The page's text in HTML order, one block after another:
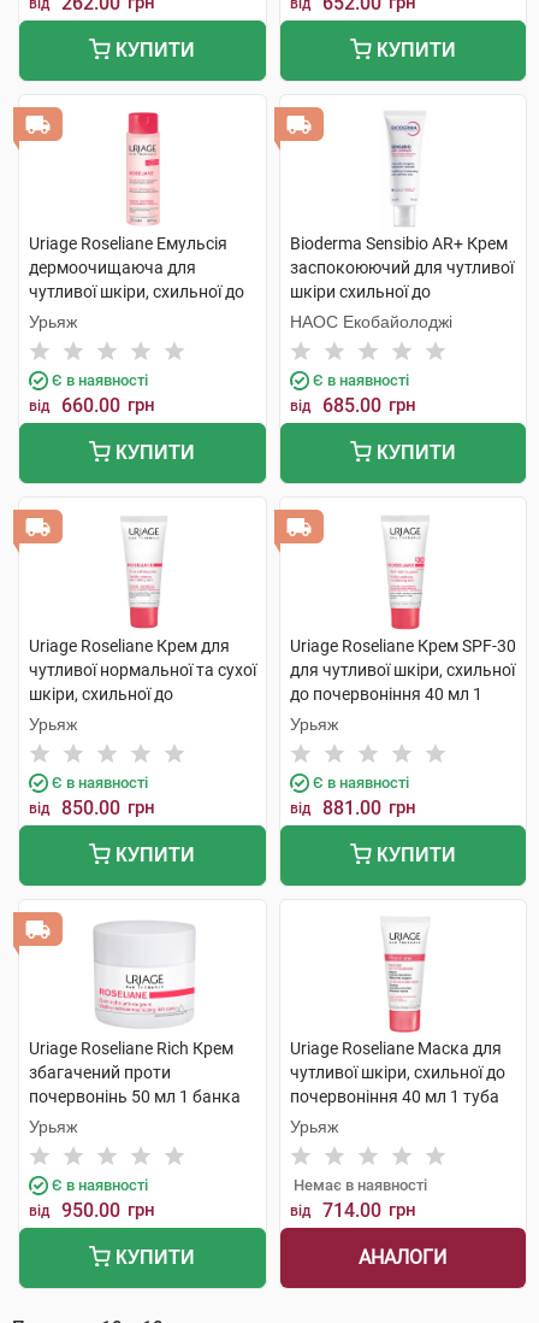
від
КУПИТИ
від
КУПИТИ
Uriage Roseliane Емульсія
дермоочищаюча для
чутливої шкіри, схильної до
почервоніння 250 мл 1
флакон
Урьяж
Є в наявності
від 660.00 грн
КУПИТИ
Bioderma Sensibio AR+ Крем
заспокоюючий для чутливої
шкіри схильної до
почервонінь 40 мл 1 туба
НАОС Екобайолоджі
Є в наявності
від 685.00 грн
КУПИТИ
Uriage Roseliane Крем для
чутливої нормальної та сухої
шкіри, схильної до
почервоніння 40 мл 1 туба
Урьяж
Є в наявності
від 850.00 грн
КУПИТИ
Uriage Roseliane Крем SPF-30
для чутливої шкіри, схильної
до почервоніння 40 мл 1
туба
Урьяж
Є в наявності
від 881.00 грн
КУПИТИ
Uriage Roseliane Rich Крем
збагачений проти
почервонінь 50 мл 1 банка
Урьяж
Є в наявності
від 950.00 грн
КУПИТИ
Uriage Roseliane Маска для
чутливої шкіри, схильної до
почервоніння 40 мл 1 туба
Урьяж
Немає в наявності
від 714.00 грн
АНАЛОГИ